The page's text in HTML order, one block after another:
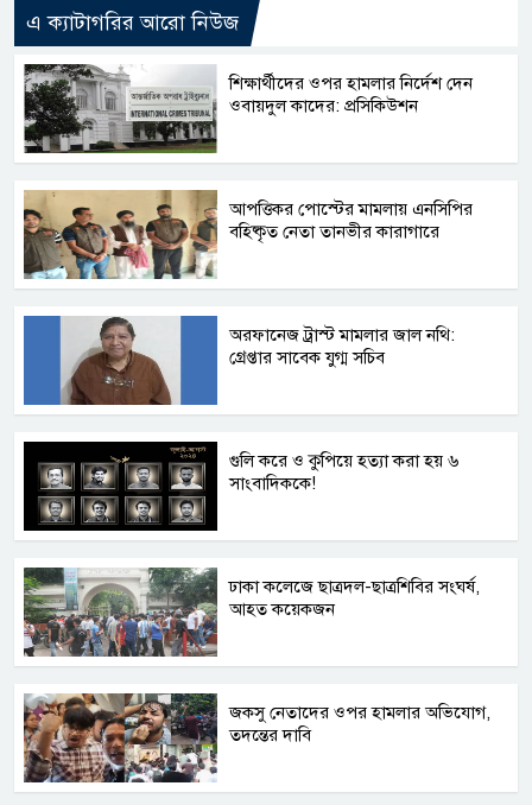
এ ক্যাটাগরির আরো নিউজ
শিক্ষার্থীদের ওপর হামলার নির্দেশ দেন
ওবায়দুল কাদের: প্রসিকিউশন
আপত্তিকর পোস্টের মামলায় এনসিপির
বহিষ্কৃত নেতা তানভীর কারাগারে
অরফানেজ ট্রাস্ট মামলার জাল নথি:
গ্রেপ্তার সাবেক যুগ্ম সচিব
গুলি করে ও কুপিয়ে হত্যা করা হয় ৬
সাংবাদিককে!
ঢাকা কলেজে ছাত্রদল-ছাত্রশিবির সংঘর্ষ,
আহত কয়েকজন
জকসু নেতাদের ওপর হামলার অভিযোগ,
তদন্তের দাবি